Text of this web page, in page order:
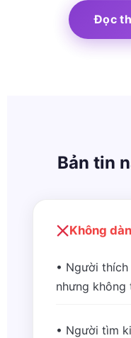
Đọc
Bản tin
Không
• Người
nhưng không
• Người tìm